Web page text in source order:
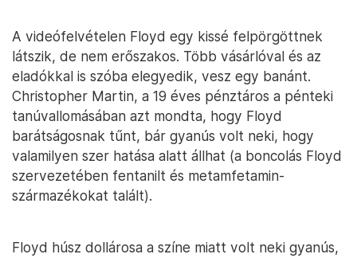
A videófelvételen Floyd egy kissé felpörgöttnek
látszik, de nem erőszakos. Több vásárlóval és az
eladókkal is szóba elegyedik, vesz egy banánt.
Christopher Martin, a 19 éves pénztáros a pénteki
tanúvallomásában azt mondta, hogy Floyd
barátságosnak tűnt, bár gyanús volt neki, hogy
valamilyen szer hatása alatt állhat (a boncolás Floyd
szervezetében fentanilt és metamfetamin-
származékokat talált).
Floyd húsz dollárosa a színe miatt volt neki gyanús,